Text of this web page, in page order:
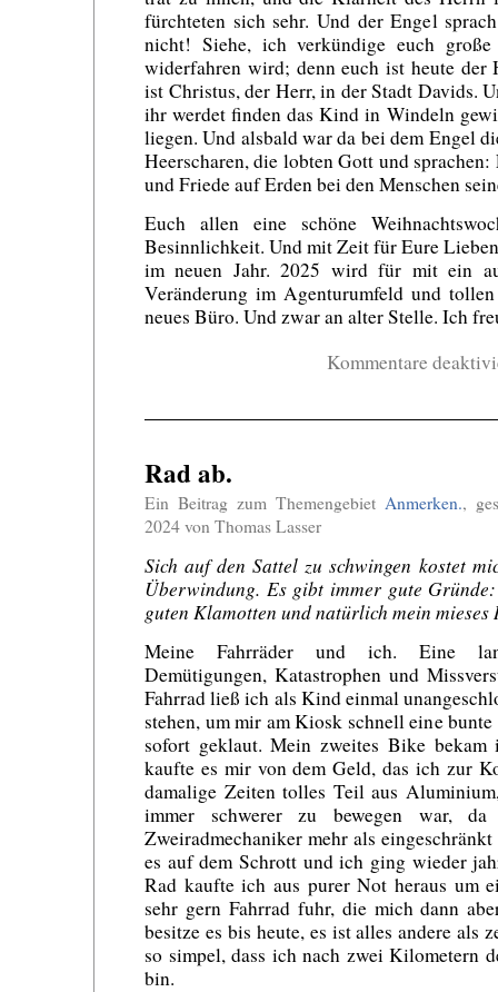
fürchteten sich sehr. Und der Engel
nicht! Siehe, ich verkündige euch
widerfahren wird; denn euch ist heute der
ist Christus, der Herr, in der Stadt Davids.
ihr werdet finden das Kind in Windeln
liegen. Und alsbald war da bei dem Engel
Heerscharen, die lobten Gott und
und Friede auf Erden bei den Menschen
Euch allen eine schöne
Besinnlichkeit. Und mit Zeit für Eure
im neuen Jahr. 2025 wird für mit ein
Veränderung im Agenturumfeld und
neues Büro. Und zwar an alter Stelle. Ich
Kommentare
Rad ab.
Ein Beitrag zum Themengebiet Anmerken.,
2024 von Thomas Lasser
Sich auf den Sattel zu schwingen kostet
Überwindung. Es gibt immer gute
guten Klamotten und natürlich mein mieses
Meine Fahrräder und ich. Eine
Demütigungen, Katastrophen und
Fahrrad ließ ich als Kind einmal
stehen, um mir am Kiosk schnell eine
sofort geklaut. Mein zweites Bike bekam
kaufte es mir von dem Geld, das ich zur
damalige Zeiten tolles Teil aus
immer schwerer zu bewegen war,
Zweiradmechaniker mehr als
es auf dem Schrott und ich ging wieder
Rad kaufte ich aus purer Not heraus um
sehr gern Fahrrad fuhr, die mich dann
besitze es bis heute, es ist alles andere als
so simpel, dass ich nach zwei Kilometern
bin.